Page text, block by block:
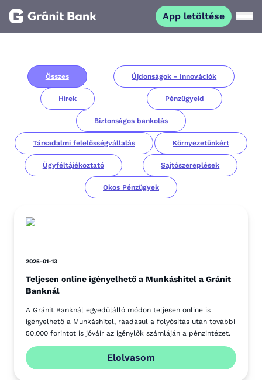
App letöltése
Vállalkozásoknak
Befektetőknek
Összes Újdonságok - Innovációk
Hírek Pénzügyeid
Biztonságos bankolás
Társadalmi felelősségvállalás Környezetünkért
Ügyféltájékoztató Sajtószereplések
Okos Pénzügyek
2025-01-13
Teljesen online igényelhető a Munkáshitel a Gránit
Banknál
A Gránit Banknál egyedülálló módon teljesen online is
igényelhető a Munkáshitel, ráadásul a folyósítás után további
50.000 forintot is jóváír az igénylők számláján a pénzintézet.
Elolvasom